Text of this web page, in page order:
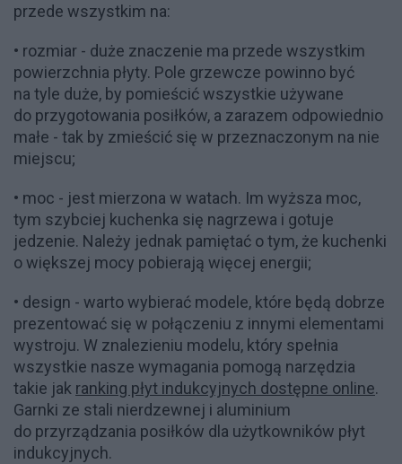
przede wszystkim na:
• rozmiar - duże znaczenie ma przede wszystkim
powierzchnia płyty. Pole grzewcze powinno być
na tyle duże, by pomieścić wszystkie używane
do przygotowania posiłków, a zarazem odpowiednio
małe - tak by zmieścić się w przeznaczonym na nie
miejscu;
• moc - jest mierzona w watach. Im wyższa moc,
tym szybciej kuchenka się nagrzewa i gotuje
jedzenie. Należy jednak pamiętać o tym, że kuchenki
o większej mocy pobierają więcej energii;
• design - warto wybierać modele, które będą dobrze
prezentować się w połączeniu z innymi elementami
wystroju. W znalezieniu modelu, który spełnia
wszystkie nasze wymagania pomogą narzędzia
takie jak ranking płyt indukcyjnych dostępne online.
Garnki ze stali nierdzewnej i aluminium
do przyrządzania posiłków dla użytkowników płyt
indukcyjnych.